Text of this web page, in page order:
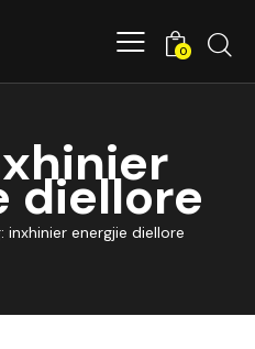
0
diellore
inxhinier energjie diellore